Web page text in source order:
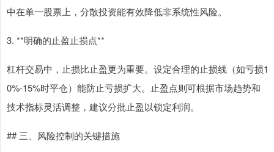
中在单一股票上，分散投资能有效降低非系统性风险。
3. **明确的止盈止损点**
杠杆交易中，止损比止盈更为重要。设定合理的止损线（如亏损1
0%-15%时平仓）能防止亏损扩大。止盈点则可根据市场趋势和
技术指标灵活调整，建议分批止盈以锁定利润。
## 三、风险控制的关键措施